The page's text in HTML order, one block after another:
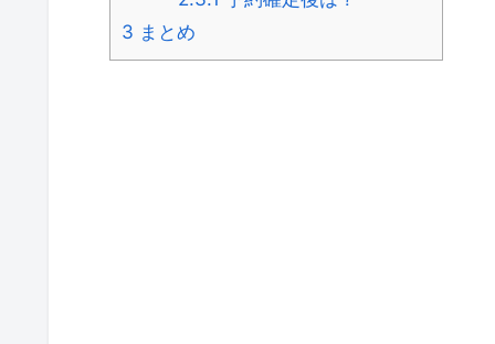
3 まとめ